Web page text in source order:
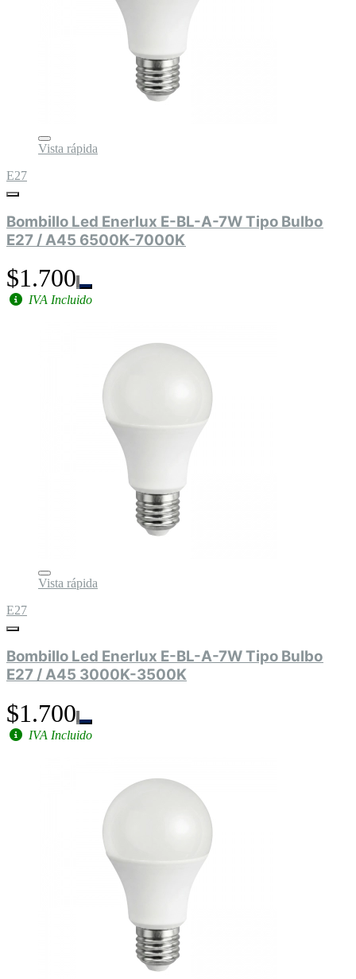
Vista rápida
E27
Bombillo Led Enerlux E-BL-A-7W Tipo Bulbo
E27 / A45 6500K-7000K
$1.700
IVA Incluido
Vista rápida
E27
Bombillo Led Enerlux E-BL-A-7W Tipo Bulbo
E27 / A45 3000K-3500K
$1.700
IVA Incluido